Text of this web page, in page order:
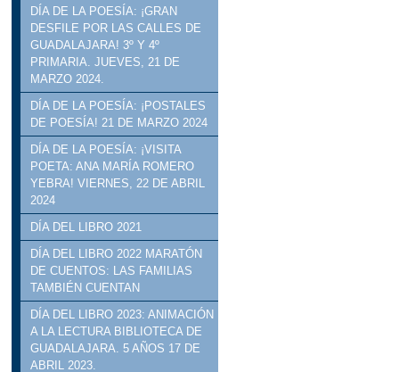
DÍA DE LA POESÍA: ¡GRAN
DESFILE POR LAS CALLES DE
GUADALAJARA! 3º Y 4º
PRIMARIA. JUEVES, 21 DE
MARZO 2024.
DÍA DE LA POESÍA: ¡POSTALES
DE POESÍA! 21 DE MARZO 2024
DÍA DE LA POESÍA: ¡VISITA
POETA: ANA MARÍA ROMERO
YEBRA! VIERNES, 22 DE ABRIL
2024
DÍA DEL LIBRO 2021
DÍA DEL LIBRO 2022 MARATÓN
DE CUENTOS: LAS FAMILIAS
TAMBIÉN CUENTAN
DÍA DEL LIBRO 2023: ANIMACIÓN
A LA LECTURA BIBLIOTECA DE
GUADALAJARA. 5 AÑOS 17 DE
ABRIL 2023.